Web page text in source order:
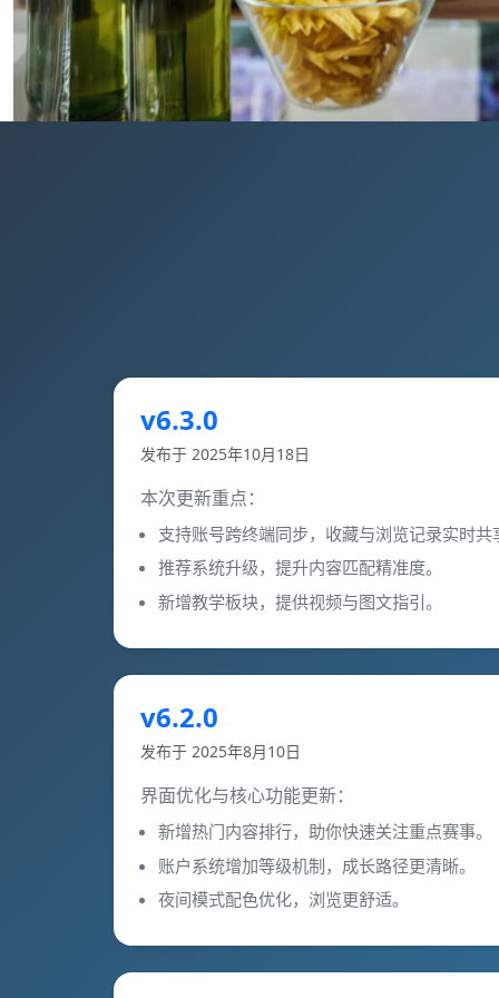
v6.3.0
发布于 2025年10月18日
本次更新重点：
支持账号跨终端同步，收藏与浏览记录实时共
推荐系统升级，提升内容匹配精准度。
新增教学板块，提供视频与图文指引。
v6.2.0
发布于 2025年8月10日
界面优化与核心功能更新：
新增热门内容排行，助你快速关注重点赛事。
账户系统增加等级机制，成长路径更清晰。
夜间模式配色优化，浏览更舒适。